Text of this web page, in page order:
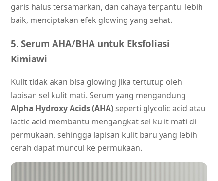
garis halus tersamarkan, dan cahaya terpantul lebih
baik, menciptakan efek glowing yang sehat.
5. Serum AHA/BHA untuk Eksfoliasi
Kimiawi
Kulit tidak akan bisa glowing jika tertutup oleh
lapisan sel kulit mati. Serum yang mengandung
Alpha Hydroxy Acids (AHA) seperti glycolic acid atau
lactic acid membantu mengangkat sel kulit mati di
permukaan, sehingga lapisan kulit baru yang lebih
cerah dapat muncul ke permukaan.